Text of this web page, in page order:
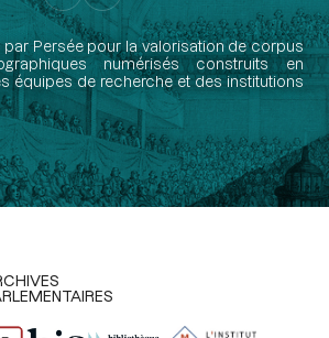
Persée pour la valorisation de corpus
numérisés construits en
équipes de recherche et des institutions